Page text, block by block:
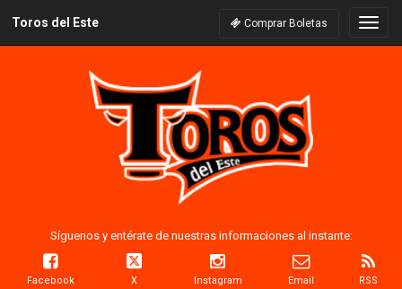
Toros del Este Comprar Boletas
Síguenos y entérate de nuestras informaciones al instante:
Facebook X Instagram Email RSS